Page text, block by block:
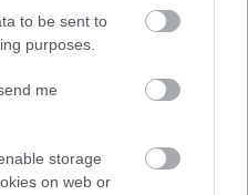
to be sent to
purposes.
me
storage
on web or